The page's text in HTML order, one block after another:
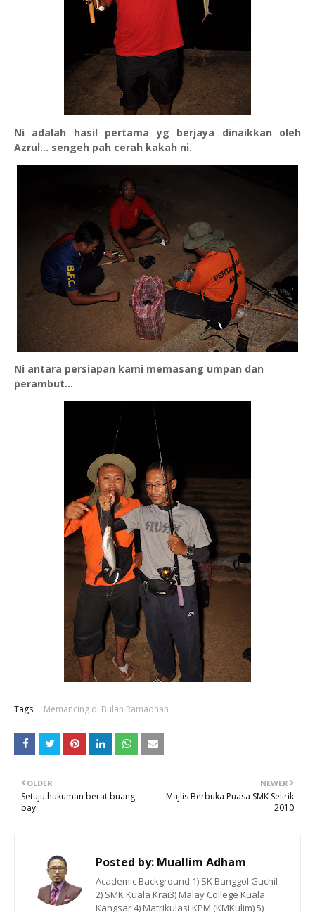
Ni adalah hasil pertama yg berjaya dinaikkan oleh
Azrul... sengeh pah cerah kakah ni.
Ni antara persiapan kami memasang umpan dan
perambut...
Tags: Memancing di Bulan Ramadhan
NEWER
Majlis Berbuka Puasa SMK Selirik
2010
OLDER
Setuju hukuman berat buang
bayi
Posted by: Muallim Adham
Academic Background:1) SK Banggol Guchil
2) SMK Kuala Krai3) Malay College Kuala
Kangsar 4) Matrikulasi KPM (KMKulim) 5)